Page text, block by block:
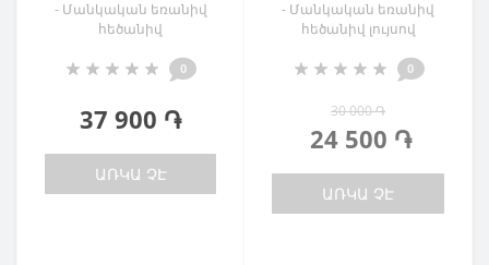
- Մանկական եռանիվ
հեծանիվ
0
37 900 ֏
ԱՌԿԱ ՉԷ
- Մանկական եռանիվ
հեծանիվ լույսով
0
30 000 ֏
24 500 ֏
ԱՌԿԱ ՉԷ